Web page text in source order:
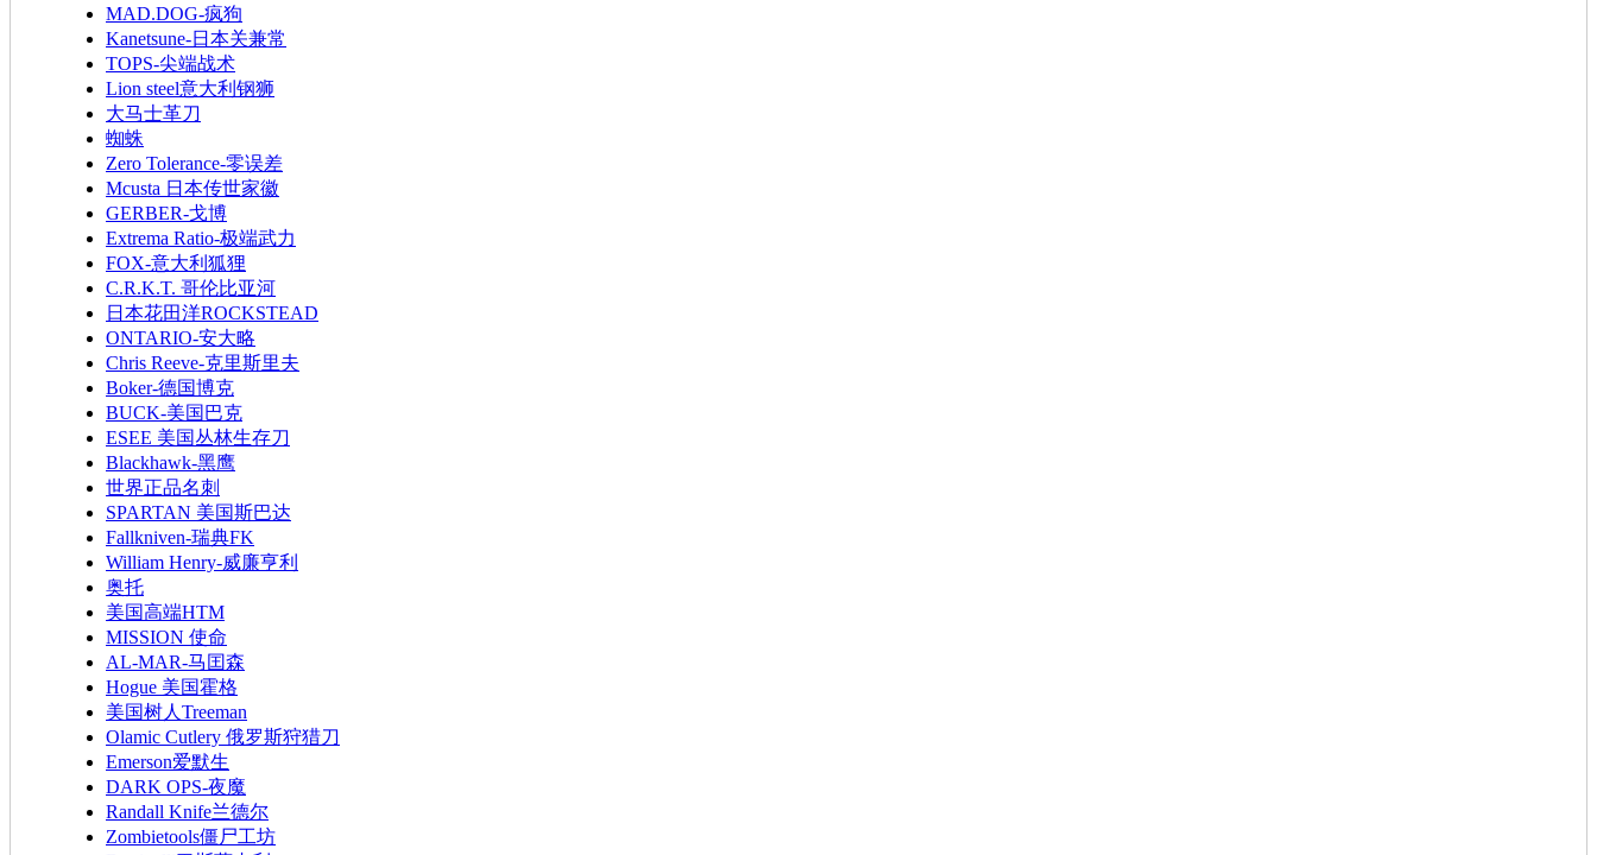
MAD.DOG-疯狗
Kanetsune-日本关兼常
TOPS-尖端战术
Lion steel意大利钢狮
大马士革刀
蜘蛛
Zero Tolerance-零误差
Mcusta 日本传世家徽
GERBER-戈博
Extrema Ratio-极端武力
FOX-意大利狐狸
C.R.K.T. 哥伦比亚河
日本花田洋ROCKSTEAD
ONTARIO-安大略
Chris Reeve-克里斯里夫
Boker-德国博克
BUCK-美国巴克
ESEE 美国丛林生存刀
Blackhawk-黑鹰
世界正品名刺
SPARTAN 美国斯巴达
Fallkniven-瑞典FK
William Henry-威廉亨利
奥托
美国高端HTM
MISSION 使命
AL-MAR-马囯森
Hogue 美国霍格
美国树人Treeman
Olamic Cutlery 俄罗斯狩猎刀
Emerson爱默生
DARK OPS-夜魔
Randall Knife兰德尔
Zombietools僵尸工坊